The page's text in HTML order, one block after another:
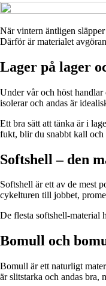
När vintern äntligen
Därför är materialet
Lager på lager
Under vår och höst
isolerar och andas är
Ett bra sätt att tänka är i
fukt, blir du snabbt kall
Softshell – den
Softshell är ett av de mest
cykelturen till jobbet,
De flesta softshell-material
Bomull och
Bomull är ett naturligt
är slitstarka och andas bra,